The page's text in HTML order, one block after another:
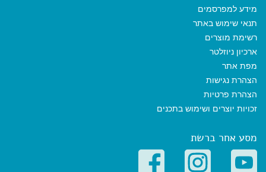
מידע למפרסמים
תנאי שימוש באתר
רשימת מוצרים
ארכיון ניוזלטר
מפת אתר
הצהרת נגישות
הצהרת פרטיות
זכויות יוצרים ושימוש בתכנים
מסע אחר ברשת